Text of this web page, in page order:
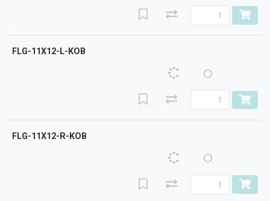
FLG-11X12-L-KOB
FLG-11X12-R-KOB